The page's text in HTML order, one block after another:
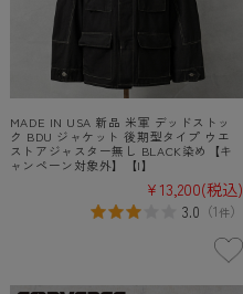
MADE IN USA 新品 米軍 デッドストッ
ク BDU ジャケット 後期型タイプ ウエ
ストアジャスター無し BLACK染め【キ
ャンペーン対象外】【I】
¥13,200(税込)
3.0 （1件）